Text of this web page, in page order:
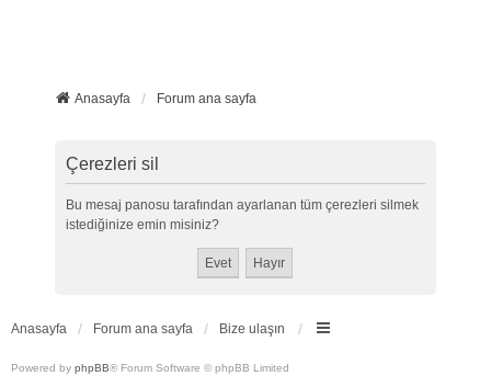
Anasayfa Forum ana sayfa
Çerezleri sil
Bu mesaj panosu tarafından ayarlanan tüm çerezleri silmek
istediğinize emin misiniz?
Anasayfa Forum ana sayfa Bize ulaşın
Powered by phpBB® Forum Software © phpBB Limited